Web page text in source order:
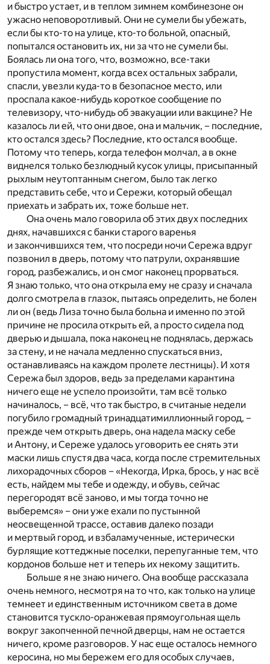
и быстро устает, и в теплом зимнем комбинезоне он
ужасно неповоротливый. Они не сумели бы убежать,
если бы кто-то на улице, кто-то больной, опасный,
попытался остановить их, ни за что не сумели бы.
Боялась ли она того, что, возможно, все-таки
пропустила момент, когда всех остальных забрали,
спасли, увезли куда-то в безопасное место, или
проспала какое-нибудь короткое сообщение по
телевизору, что-нибудь об эвакуации или вакцине? Не
казалось ли ей, что они двое, она и мальчик, – последние,
кто остался здесь? Последние, кто остался вообще.
Потому что теперь, когда телефон молчал, а в окне
виднелся только безлюдный кусок улицы, присыпанный
рыхлым неутоптанным снегом, было так легко
представить себе, что и Сережи, который обещал
приехать и забрать их, тоже больше нет.
Она очень мало говорила об этих двух последних
днях, начавшихся с банки старого варенья
и закончившихся тем, что посреди ночи Сережа вдруг
позвонил в дверь, потому что патрули, охранявшие
город, разбежались, и он смог наконец прорваться.
Я знаю только, что она открыла ему не сразу и сначала
долго смотрела в глазок, пытаясь определить, не болен
ли он (ведь Лиза точно была больна и именно по этой
причине не просила открыть ей, а просто сидела под
дверью и дышала, пока наконец не поднялась, держась
за стену, и не начала медленно спускаться вниз,
останавливаясь на каждом пролете лестницы). И хотя
Сережа был здоров, ведь за пределами карантина
ничего еще не успело произойти, там всё только
начиналось, – всё, что так быстро, в считаные недели
погубило громадный тринадцатимиллионный город, –
прежде чем открыть дверь, она надела маску себе
и Антону, и Сереже удалось уговорить ее снять эти
маски лишь спустя два часа, когда после стремительных
лихорадочных сборов – «Некогда, Ирка, брось, у нас всё
есть, найдем мы тебе и одежду, и обувь, сейчас
перегородят всё заново, и мы тогда точно не
выберемся» – они уже ехали по пустынной
неосвещенной трассе, оставив далеко позади
и мертвый город, и взбаламученные, истерически
бурлящие коттеджные поселки, перепуганные тем, что
кордонов больше нет и теперь их некому защитить.
Больше я не знаю ничего. Она вообще рассказала
очень немного, несмотря на то что, как только на улице
темнеет и единственным источником света в доме
становится тускло-оранжевая прямоугольная щель
вокруг закопченной печной дверцы, нам не остается
ничего, кроме разговоров. У нас еще осталось немного
керосина, но мы бережем его для особых случаев,